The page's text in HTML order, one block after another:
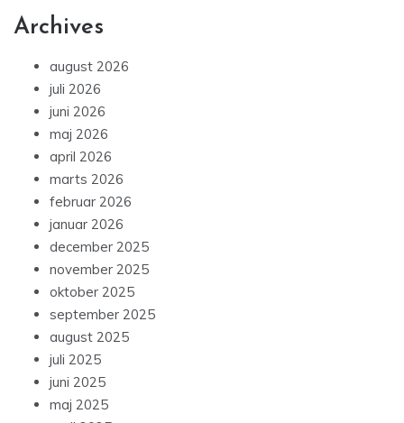
Archives
august 2026
juli 2026
juni 2026
maj 2026
april 2026
marts 2026
februar 2026
januar 2026
december 2025
november 2025
oktober 2025
september 2025
august 2025
juli 2025
juni 2025
maj 2025